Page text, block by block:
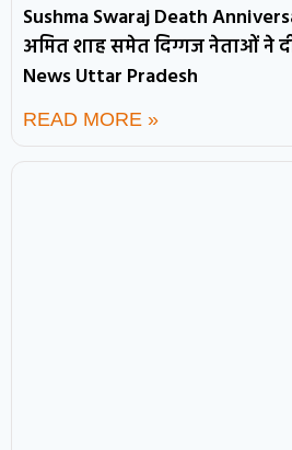
Sushma Swaraj Death
अमित शाह समेत दिग्गज नेताओं ने
News Uttar Pradesh
READ MORE »